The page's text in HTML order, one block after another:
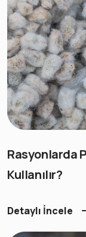
Rasyonlarda
Kullanılır?
Detaylı İncele